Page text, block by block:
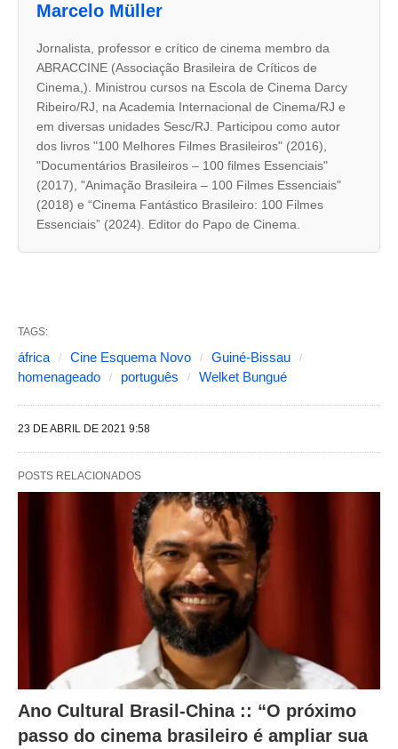
u
t
e
t
n
t
e
Marcelo Müller
Jornalista, professor e crítico de cinema membro da
ABRACCINE (Associação Brasileira de Críticos de
Cinema,). Ministrou cursos na Escola de Cinema Darcy
Ribeiro/RJ, na Academia Internacional de Cinema/RJ e
em diversas unidades Sesc/RJ. Participou como autor
dos livros "100 Melhores Filmes Brasileiros" (2016),
"Documentários Brasileiros – 100 filmes Essenciais"
(2017), "Animação Brasileira – 100 Filmes Essenciais"
(2018) e “Cinema Fantástico Brasileiro: 100 Filmes
Essenciais” (2024). Editor do Papo de Cinema.
TAGS:
áfrica Cine Esquema Novo
Guiné-Bissau
homenageado
português Welket Bungué
23 DE ABRIL DE 2021 9:58
POSTS RELACIONADOS
Ano Cultural Brasil-China :: “O próximo
passo do cinema brasileiro é ampliar sua